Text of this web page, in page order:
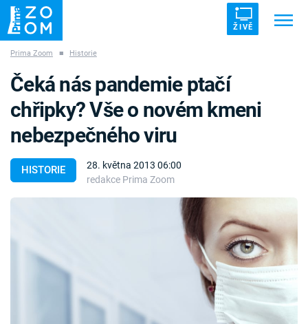
ŽIVĚ
ZÁHADY VETŘELCI DÁVNOVĚKU
Témata
Pořady
Prima Zoom ■ Historie
HISTORIE
28. května 2013 06:00
redakce Prima Zoom
Čeká nás pandemie ptačí
chřipky? Vše o novém kmeni
nebezpečného viru